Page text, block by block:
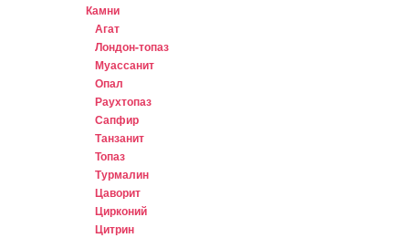
Камни
Агат
Лондон-топаз
Муассанит
Опал
Раухтопаз
Сапфир
Танзанит
Топаз
Турмалин
Цаворит
Цирконий
Цитрин